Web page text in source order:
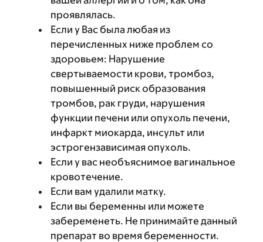
проявлялась.
Если у Вас была любая из
перечисленных ниже проблем со
здоровьем: Нарушение
свертываемости крови, тромбоз,
повышенный риск образования
тромбов, рак груди, нарушения
функции печени или опухоль печени,
инфаркт миокарда, инсульт или
эстрогензависимая опухоль.
Если у вас необъяснимое вагинальное
кровотечение.
Если вам удалили матку.
Если вы беременны или можете
забеременеть. Не принимайте данный
препарат во время беременности.